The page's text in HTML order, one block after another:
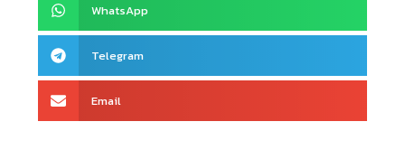
WhatsApp
Telegram
Email